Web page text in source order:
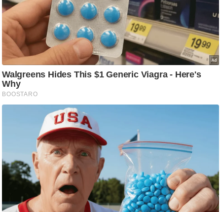
/
फै
श
न
घ
रे
लू
न
स्थ
फि